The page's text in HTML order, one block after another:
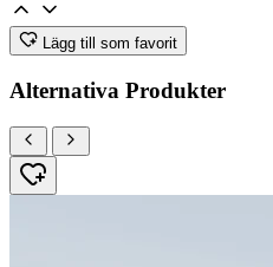
Lägg till som favorit
Alternativa Produkter